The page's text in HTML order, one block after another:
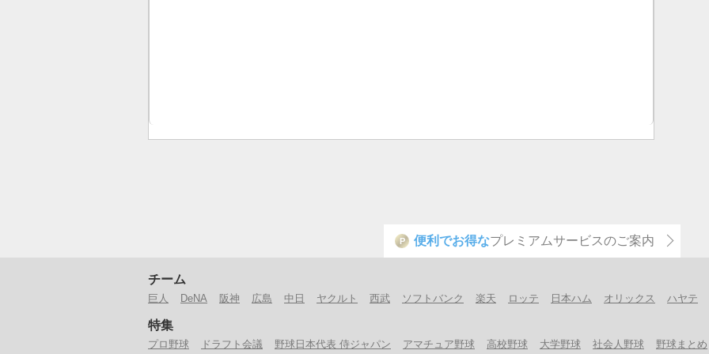
P 便利でお得なプレミアムサービスのご案内
チーム
巨人 DeNA 阪神 広島 中日 ヤクルト 西武 ソフトバンク 楽天 ロッテ 日本ハム オリックス ハヤテ
特集
プロ野球 ドラフト会議 野球日本代表 侍ジャパン アマチュア野球 高校野球 大学野球 社会人野球 野球まとめ